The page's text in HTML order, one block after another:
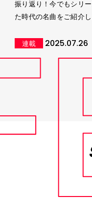
振り返り！今でもシリ
た時代の名曲をご紹介し
連載 2025.07.26